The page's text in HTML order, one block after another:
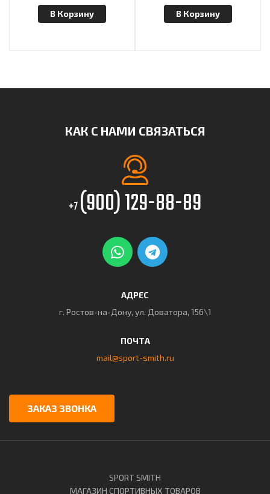
В Корзину В Корзину
КАК С НАМИ СВЯЗАТЬСЯ
+7(900) 129-88-89
АДРЕС
г. Ростов-на-Дону, ул. Доватора, 156\1
ПОЧТА
mail@sport-smith.ru
ЗАКАЗ ЗВОНКА
SPORT SMITH
МАГАЗИН СПОРТИВНЫХ ТОВАРОВ